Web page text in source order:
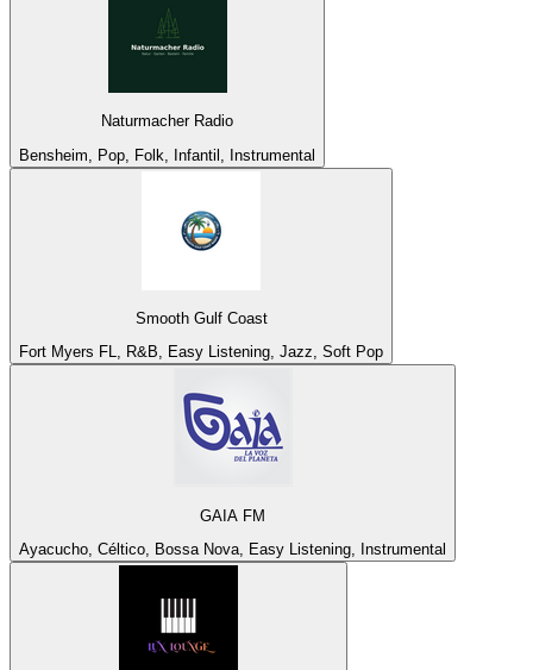
Naturmacher Radio
Bensheim, Pop, Folk, Infantil, Instrumental
Smooth Gulf Coast
Fort Myers FL, R&B, Easy Listening, Jazz, Soft Pop
GAIA FM
Ayacucho, Céltico, Bossa Nova, Easy Listening, Instrumental